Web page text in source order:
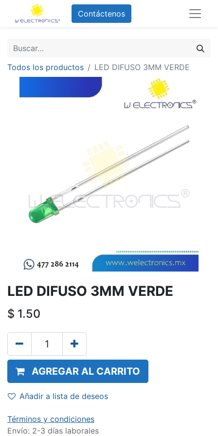
Contáctenos
Todos los productos LED DIFUSO 3MM VERDE
LED DIFUSO 3MM VERDE
$ 1.50
AGREGAR AL CARRITO
Añadir a lista de deseos
Términos y condiciones
Envío: 2-3 días laborales